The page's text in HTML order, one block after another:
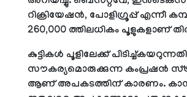
റിക്രിയേഷന്‍, പോളിഗ്രൂപ്പ് എന്നീ
260,000 ത്തിലധികം പൂളുകളാണ്
കുട്ടികള്‍ പൂളിലേക്ക്
സൗകര്യമൊരുക്കുന്ന കംപ്രഷന്‍
ആണ് അപകടത്തിന് കാരണം.